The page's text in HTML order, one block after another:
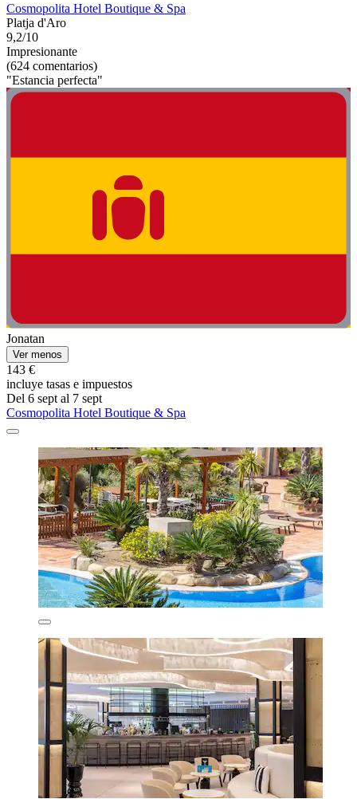
Cosmopolita Hotel Boutique & Spa
Platja d'Aro
9,2/10
Impresionante
(624 comentarios)
"Estancia perfecta"
Jonatan
Ver menos
143 €
incluye tasas e impuestos
Del 6 sept al 7 sept
Cosmopolita Hotel Boutique & Spa